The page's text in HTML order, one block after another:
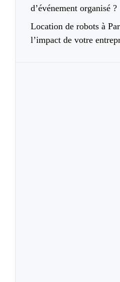
d’événement organisé ?
Location de robots à
l’impact de votre